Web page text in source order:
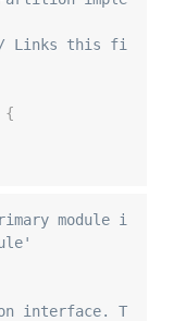
Links this fi
{
module i
interface. T